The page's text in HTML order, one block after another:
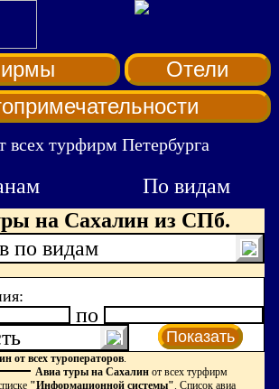
Отели
всех турфирм Петербурга
По видам
на Сахалин из СПб.
по видам
по
Показать
от всех туроператоров.
Авиа туры на Сахалин от всех турфирм
"Информационной системы". Список авиа